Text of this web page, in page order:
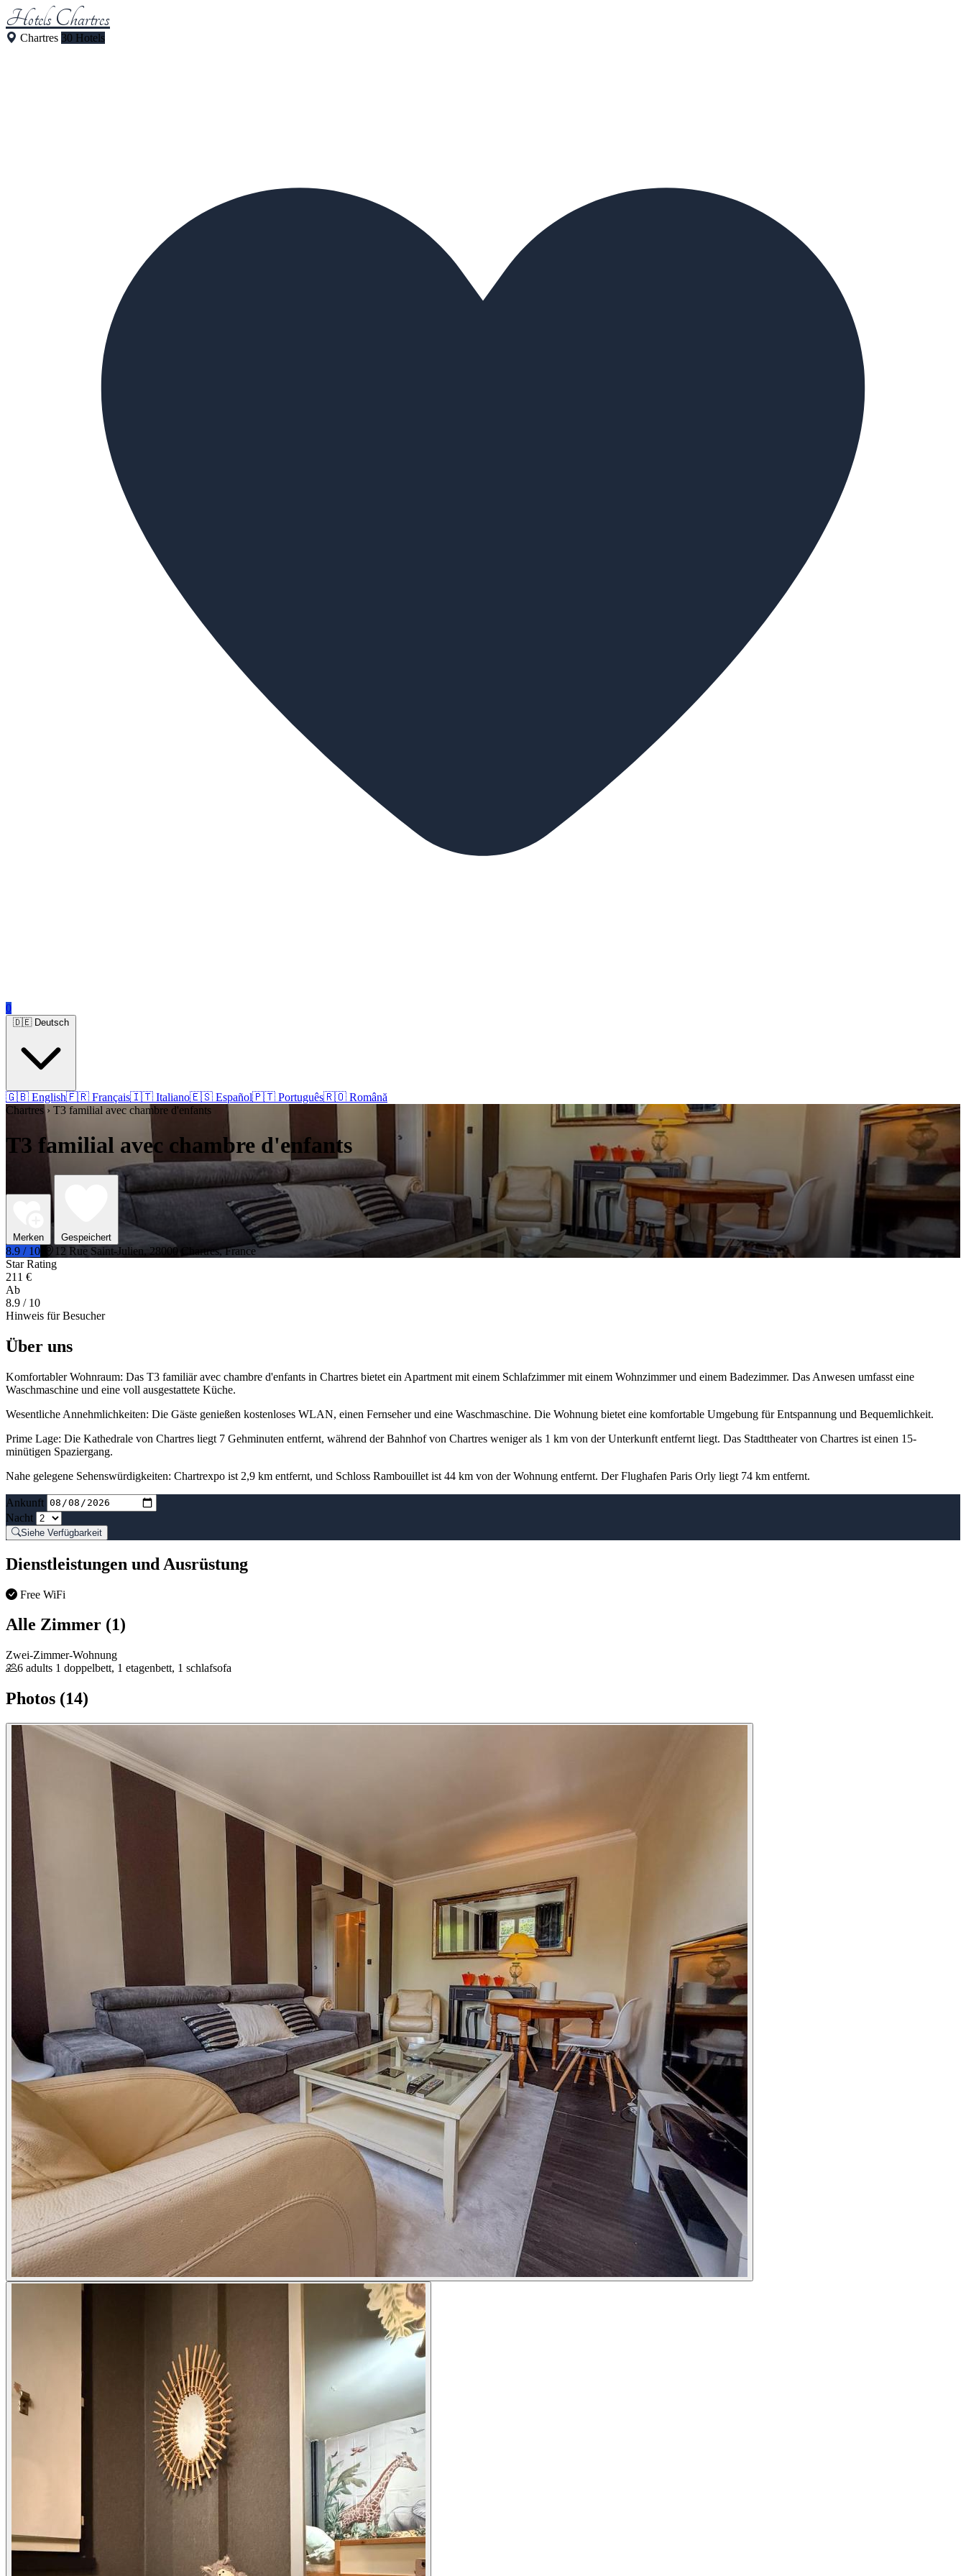
Hotels Chartres
Chartres 30 Hotels
0
🇬🇧 English🇫🇷 Français🇮🇹 Italiano🇪🇸 Español🇵🇹 Português🇷🇴 Română
Chartres › T3 familial avec chambre d'enfants
T3 familial avec chambre d'enfants
Merken Gespeichert
8.9 / 10
12 Rue Saint-Julien, 28000 Chartres, France
Star Rating
211 €
Ab
8.9 / 10
Hinweis für Besucher
Über uns
Komfortabler Wohnraum: Das T3 familiär avec chambre d'enfants in Chartres bietet ein Apartment mit einem Schlafzimmer mit einem Wohnzimmer und einem Badezimmer. Das Anwesen umfasst eine
Waschmaschine und eine voll ausgestattete Küche.
Wesentliche Annehmlichkeiten: Die Gäste genießen kostenloses WLAN, einen Fernseher und eine Waschmaschine. Die Wohnung bietet eine komfortable Umgebung für Entspannung und Bequemlichkeit.
Prime Lage: Die Kathedrale von Chartres liegt 7 Gehminuten entfernt, während der Bahnhof von Chartres weniger als 1 km von der Unterkunft entfernt liegt. Das Stadttheater von Chartres ist einen 15-
minütigen Spaziergang.
Nahe gelegene Sehenswürdigkeiten: Chartrexpo ist 2,9 km entfernt, und Schloss Rambouillet ist 44 km von der Wohnung entfernt. Der Flughafen Paris Orly liegt 74 km entfernt.
Ankunft
Nacht
Siehe Verfügbarkeit
Dienstleistungen und Ausrüstung
Free WiFi
Alle Zimmer (1)
Zwei-Zimmer-Wohnung
6 adults 1 doppelbett, 1 etagenbett, 1 schlafsofa
Photos (14)